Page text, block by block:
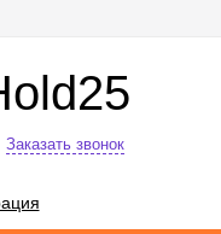
Заказать звонок